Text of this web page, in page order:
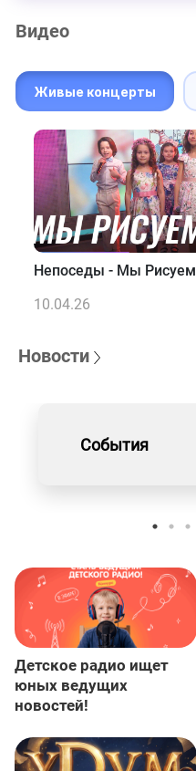
Видео
Живые концерты
Непоседы - Мы Рисуем
10.04.26
Новости
События
Детское радио ищет
юных ведущих
новостей!